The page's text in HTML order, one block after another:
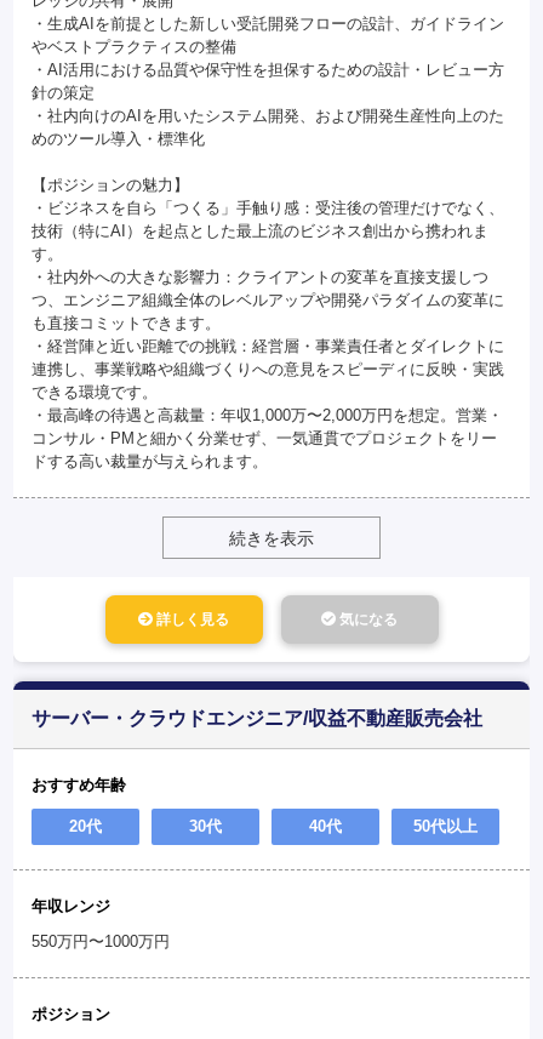
・生成AIを前提とした新しい受託開発フローの設計、ガイドライン
やベストプラクティスの整備
・AI活用における品質や保守性を担保するための設計・レビュー方
針の策定
・社内向けのAIを用いたシステム開発、および開発生産性向上のた
めのツール導入・標準化
【ポジションの魅力】
・ビジネスを自ら「つくる」手触り感：受注後の管理だけでなく、
技術（特にAI）を起点とした最上流のビジネス創出から携われま
す。
・社内外への大きな影響力：クライアントの変革を直接支援しつ
つ、エンジニア組織全体のレベルアップや開発パラダイムの変革に
も直接コミットできます。
・経営陣と近い距離での挑戦：経営層・事業責任者とダイレクトに
連携し、事業戦略や組織づくりへの意見をスピーディに反映・実践
できる環境です。
・最高峰の待遇と高裁量：年収1,000万〜2,000万円を想定。営業・
コンサル・PMと細かく分業せず、一気通貫でプロジェクトをリー
ドする高い裁量が与えられます。
続きを表示
詳しく見る 気になる
サーバー・クラウドエンジニア/収益不動産販売会社
おすすめ年齢
20代 30代 40代 50代以上
年収レンジ
550万円〜1000万円
ポジション